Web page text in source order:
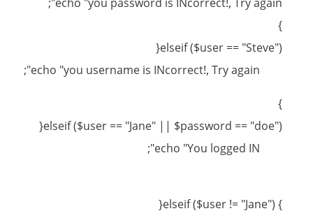
}
}
} elseif ($user != "Jane"){